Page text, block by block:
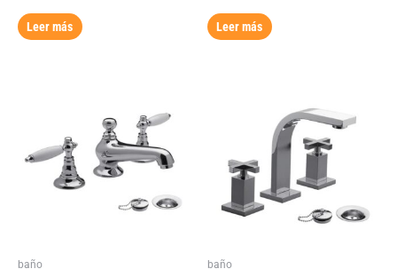
Leer más Leer más
baño baño